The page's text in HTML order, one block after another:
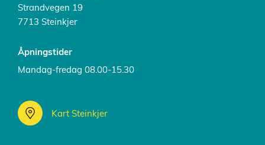
Strandvegen 19
7713 Steinkjer
Åpningstider
Mandag-fredag 08.00-15.30
Kart Steinkjer